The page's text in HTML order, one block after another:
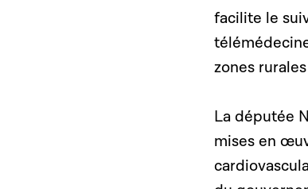
facilite le
zones
La députée
mises en